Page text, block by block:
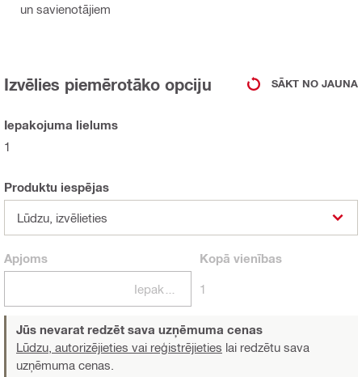
un savienotājiem
Izvēlies piemērotāko opciju SĀKT NO JAUNA
Iepakojuma lielums
1
Produktu iespējas
Lūdzu, izvēlieties
Apjoms Kopā vienības
1
Jūs nevarat redzēt sava uzņēmuma cenas
Lūdzu, autorizējieties vai reģistrējieties lai redzētu sava
uzņēmuma cenas.